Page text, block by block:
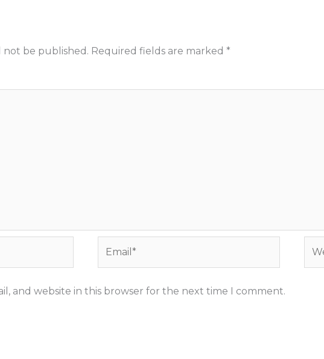
not be published. Required fields are marked *
and website in this browser for the next time I comment.